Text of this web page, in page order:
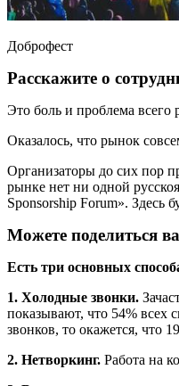
Доброфест
Расскажите о
Это боль и проблема всего
Оказалось, что рынок
Организаторы до сих пор
рынке нет ни одной
Sponsorship Forum». Здесь
Можете поделиться
Есть три основных
1. Холодные звонки.
показывают, что 54% всех
звонков, то окажется, что
2. Нетворкинг. Работа на